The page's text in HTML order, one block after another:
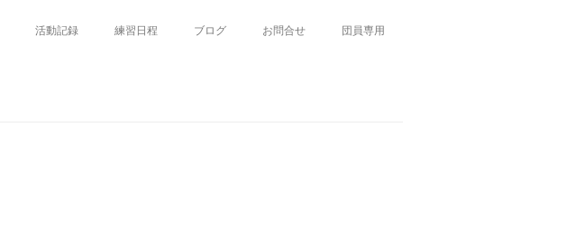
活動記録 練習日程 ブログ お問合せ 団員専用